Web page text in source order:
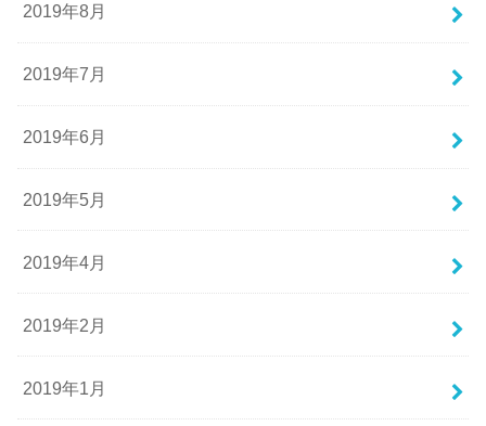
2019年8月
2019年7月
2019年6月
2019年5月
2019年4月
2019年2月
2019年1月